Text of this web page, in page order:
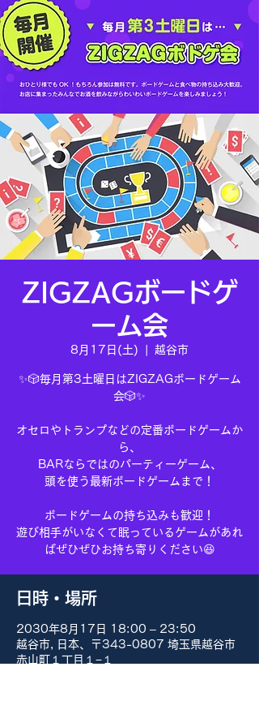
ZIGZAGボードゲ
ーム会
8月17日(土) 越谷市
✨🎲毎月第3土曜日はZIGZAGボードゲーム
会🎲✨
オセロやトランプなどの定番ボードゲームか
ら、
BARならではのパーティーゲーム、
頭を使う最新ボードゲームまで！
ボードゲームの持ち込みも歓迎！
遊び相手がいなくて眠っているゲームがあれ
ばぜひぜひお持ち寄りください😆
日時・場所
2030年8月17日 18:00 – 23:50
越谷市, 日本、〒343-0807 埼玉県越谷市
赤山町１丁目１−１